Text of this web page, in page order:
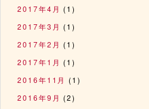
2017年4月 (1)
2017年3月 (1)
2017年2月 (1)
2017年1月 (1)
2016年11月 (1)
2016年9月 (2)